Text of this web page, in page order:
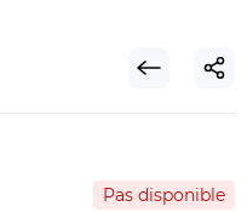
Pas disponible